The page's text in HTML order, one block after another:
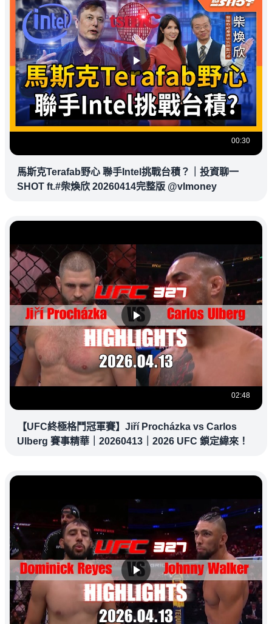
00:30
馬斯克Terafab野心 聯手Intel挑戰台積？｜投資聊一
SHOT ft.#柴煥欣 20260414完整版 @vlmoney
02:48
【UFC終極格鬥冠軍賽】Jiří Procházka vs Carlos
Ulberg 賽事精華｜20260413｜2026 UFC 鎖定緯來！